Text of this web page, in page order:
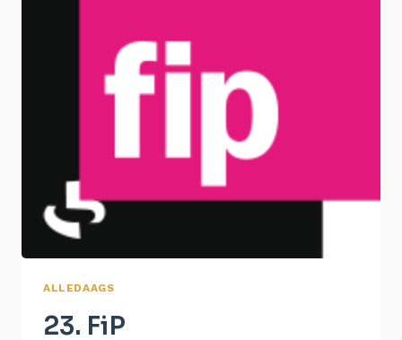
ALLEDAAGS
23. FiP